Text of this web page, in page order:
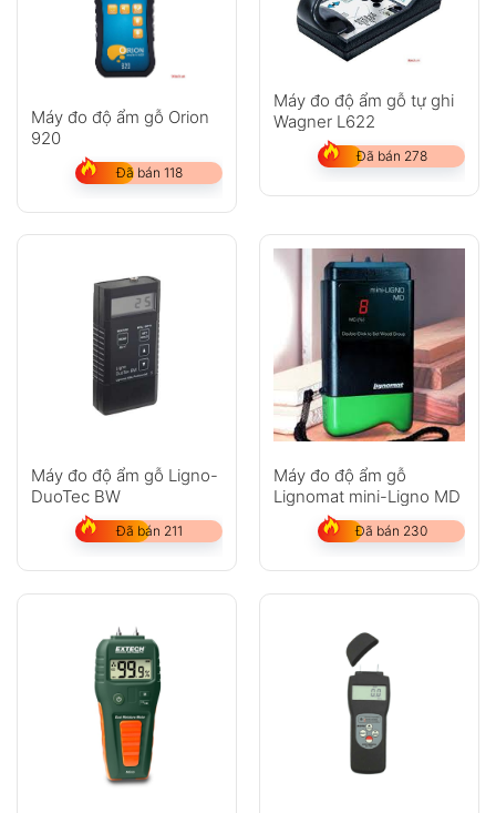
Máy đo độ ẩm gỗ Orion
920
Đã bán 118
Máy đo độ ẩm gỗ tự ghi
Wagner L622
Đã bán 278
Máy đo độ ẩm gỗ Ligno-
DuoTec BW
Đã bán 211
Máy đo độ ẩm gỗ
Lignomat mini-Ligno MD
Đã bán 230